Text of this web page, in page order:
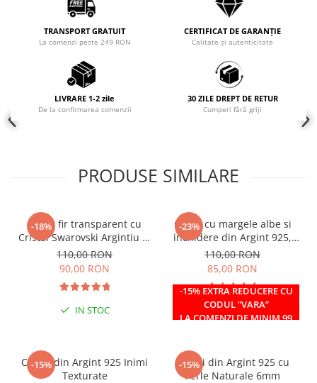
Coliere cu mărgele colorate și
TRANSPORT GRATUIT
La comenzi peste 249 RON
CERTIFICAT DE GARANȚIE
Calitate și autenticitate
LIVRARE 1-2 zile
De la confirmarea comenzii
30 ZILE DREPT DE RETUR
Cumperi fără griji
PRODUSE SIMILARE
-18%
Colier fir transparent cu
Cristal Swarovski Argintiu in
Caseta din Argint 925
110,00 RON
90,00 RON
IN STOC
-23%
-15% EXTRA REDUCERE CU
CODUL ”VARA”
LA COMENZI DE MINIM 99
Colier cu margele albe si
inchidere din Argint 925,
reglabil 38-41 cm
110,00 RON
85,00 RON
IN STOC
-15%
Cercei din Argint 925 Inimi
Texturate
-15%
Cercei din Argint 925 cu
Perle Naturale 6mm